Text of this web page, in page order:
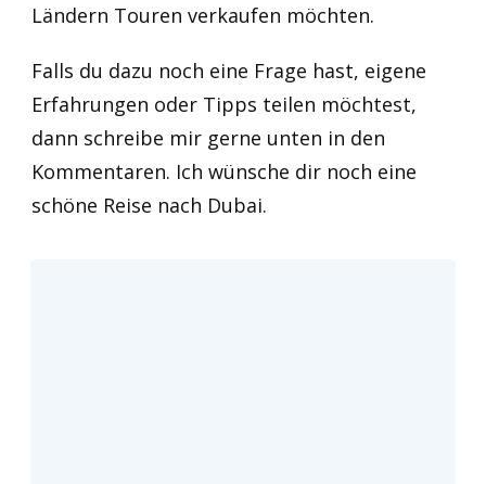
Ländern Touren verkaufen möchten.
Falls du dazu noch eine Frage hast, eigene
Erfahrungen oder Tipps teilen möchtest,
dann schreibe mir gerne unten in den
Kommentaren. Ich wünsche dir noch eine
schöne Reise nach Dubai.